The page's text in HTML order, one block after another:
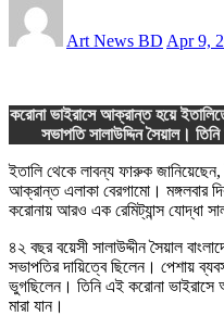
Art News BD Apr 9,
করোনা ভাইরাসে আক্রান্ত হয়ে
সভাপতি সালাউদ্দিন সৈয়াল। তিনি
ইতালি থেকে লাবন্য ফারুক
আক্রান্ত এলাকা বেরগামো। মঙ্গলবার
করোনায় আরও এক রেমিট্যান্স যোদ্ধা
৪২ বছর বয়েসী সালাউদ্দীন সৈয়াল
সভাপতির দায়িত্বে ছিলেন। পেশায়
ভুগছিলেন। তিনি এই করোনা ভাইরাসে
মারা যান।